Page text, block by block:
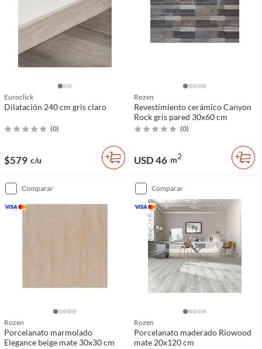
Euroclick
Dilatación 240 cm gris claro
(0)
$579 c/u
Rozen
Revestimiento cerámico Canyon
Rock gris pared 30x60 cm
(0)
USD 46 m2
comparar
Rozen
Porcelanato marmolado
Elegance beige mate 30x30 cm
comparar
Rozen
Porcelanato maderado Riowood
mate 20x120 cm